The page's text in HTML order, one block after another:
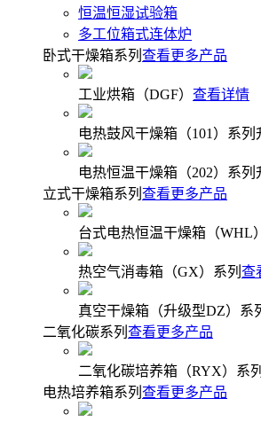
恒温恒湿试验箱
多工位箱式连体炉
卧式干燥箱系列 查看更多产品
工业烘箱（DGF） 查看详情
电热鼓风干燥箱（101）系列
电热恒温干燥箱（202）系列
立式干燥箱系列 查看更多产品
台式电热恒温干燥箱（WHL
热空气消毒箱（GX）系列 查
真空干燥箱（升级型DZ）系
二氧化碳系列 查看更多产品
二氧化碳培养箱（RYX）系列
电热培养箱系列 查看更多产品